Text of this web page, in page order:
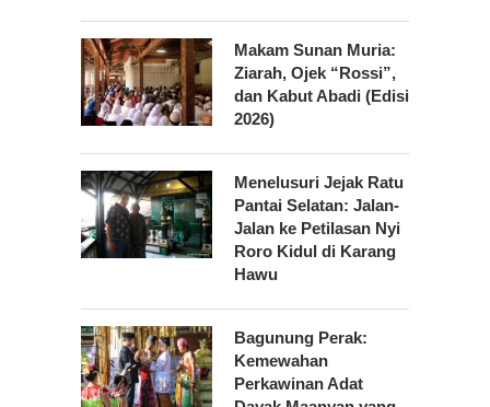
Makam Sunan Muria:
Ziarah, Ojek “Rossi”,
dan Kabut Abadi (Edisi
2026)
Menelusuri Jejak Ratu
Pantai Selatan: Jalan-
Jalan ke Petilasan Nyi
Roro Kidul di Karang
Hawu
Bagunung Perak:
Kemewahan
Perkawinan Adat